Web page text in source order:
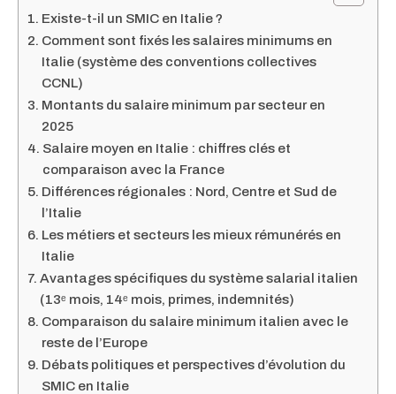
Existe-t-il un SMIC en Italie ?
Comment sont fixés les salaires minimums en
Italie (système des conventions collectives
CCNL)
Montants du salaire minimum par secteur en
2025
Salaire moyen en Italie : chiffres clés et
comparaison avec la France
Différences régionales : Nord, Centre et Sud de
l’Italie
Les métiers et secteurs les mieux rémunérés en
Italie
Avantages spécifiques du système salarial italien
(13ᵉ mois, 14ᵉ mois, primes, indemnités)
Comparaison du salaire minimum italien avec le
reste de l’Europe
Débats politiques et perspectives d’évolution du
SMIC en Italie